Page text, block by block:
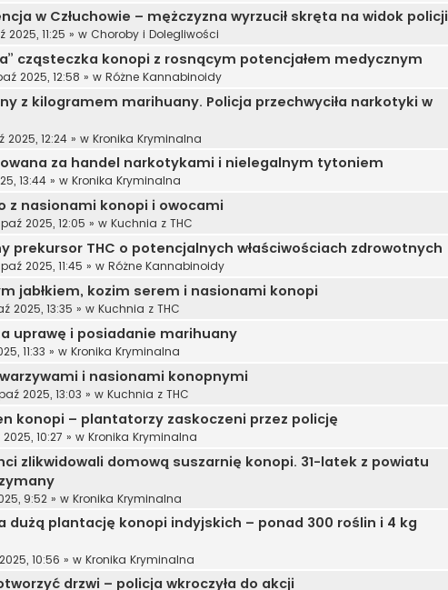
w Człuchowie – mężczyzna wyrzucił skręta na widok policji
2025, 11:25 » w Choroby i Dolegliwości
cząsteczka konopi z rosnącym potencjałem medycznym
2025, 12:58 » w Różne Kannabinoidy
z kilogramem marihuany. Policja przechwyciła narkotyki w
2025, 12:24 » w Kronika Kryminalna
za handel narkotykami i nielegalnym tytoniem
13:44 » w Kronika Kryminalna
z nasionami konopi i owocami
2025, 12:05 » w Kuchnia z THC
prekursor THC o potencjalnych właściwościach zdrowotnych
2025, 11:45 » w Różne Kannabinoidy
jabłkiem, kozim serem i nasionami konopi
2025, 13:35 » w Kuchnia z THC
uprawę i posiadanie marihuany
11:33 » w Kronika Kryminalna
i nasionami konopnymi
2025, 13:03 » w Kuchnia z THC
konopi – plantatorzy zaskoczeni przez policję
10:27 » w Kronika Kryminalna
zlikwidowali domową suszarnię konopi. 31-latek z powiatu
9:52 » w Kronika Kryminalna
dużą plantację konopi indyjskich – ponad 300 roślin i 4 kg
10:56 » w Kronika Kryminalna
drzwi – policja wkroczyła do akcji